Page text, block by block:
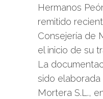
Hermanos
remitido
Consejería de
el inicio de su
La
sido
Mortera S.L.,